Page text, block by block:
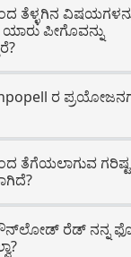
ತೆಳ್ಳಗಿನ
ಪೀಗೊವನ್ನು
ರ
ತೆಗೆಯಲಾಗುವ
ರೆಡ್‌ ನನ್ನ